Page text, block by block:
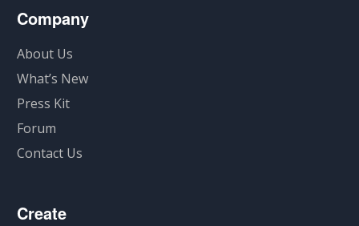
Company
About Us
What’s New
Press Kit
Forum
Contact Us
Create